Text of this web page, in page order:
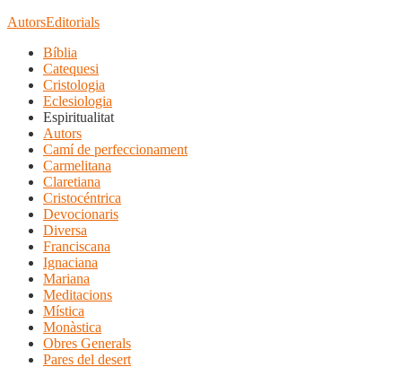
AutorsEditorials
Bíblia
Catequesi
Cristologia
Eclesiologia
Espiritualitat
Autors
Camí de perfeccionament
Carmelitana
Claretiana
Cristocéntrica
Devocionaris
Diversa
Franciscana
Ignaciana
Mariana
Meditacions
Mística
Monàstica
Obres Generals
Pares del desert